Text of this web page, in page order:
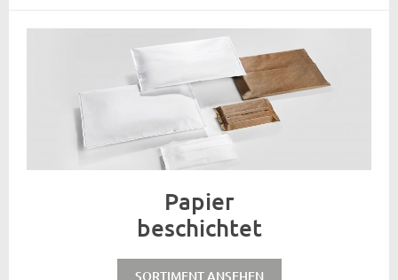
Papier
beschichtet
SORTIMENT ANSEHEN